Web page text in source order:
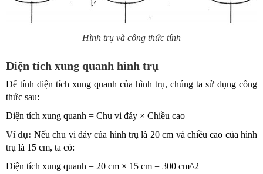
Hình trụ và công thức tính
Diện tích xung quanh hình trụ
Để tính diện tích xung quanh của hình trụ, chúng ta sử dụng công
thức sau:
Diện tích xung quanh = Chu vi đáy × Chiều cao
Ví dụ: Nếu chu vi đáy của hình trụ là 20 cm và chiều cao của hình
trụ là 15 cm, ta có:
Diện tích xung quanh = 20 cm × 15 cm = 300 cm^2